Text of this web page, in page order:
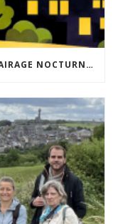
ACCEPTABILITÉ SOCIALE DE L’ÉCLAIRAGE NOCTURNE : LE REPLAY EST DISPONIBLE